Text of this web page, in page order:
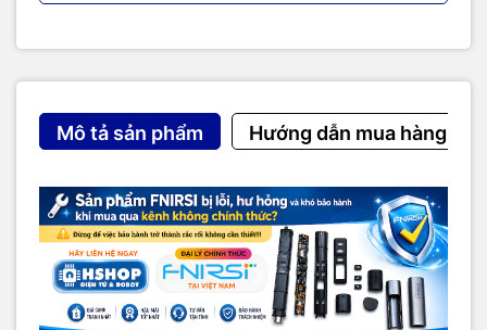
Mô tả sản phẩm Hướng dẫn mua hàng
RTD:
Cu50: -20 ~ 150°C
5. Độ chính xác & kỹ thuật
Dòng/Áp: ±(0.02% + 0.003)
Tần số: ±2%
Thermocouple: ±(0.2% ~ 0.5% + 1)
6. Tính năng nổi bật
Xuất & đo đa dạng tín hiệu công nghiệp
Độ chính xác cao ≤0.2%
Hiển thị đồ thị (real-time curve)
Lưu dữ liệu lịch sử (tối đa 100.000 điểm hoặc 15 bộ)